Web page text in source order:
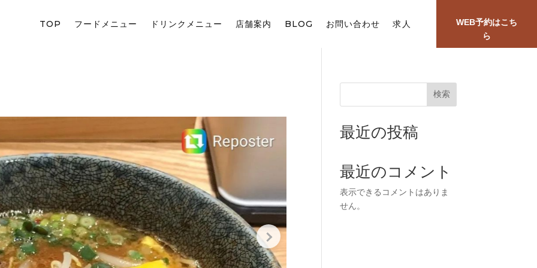
TOP フードメニュー ドリンクメニュー 店舗案内 BLOG お問い合わせ 求人
WEB予約はこち
ら
検索
最近の投稿
最近のコメント
表示できるコメントはありま
せん。